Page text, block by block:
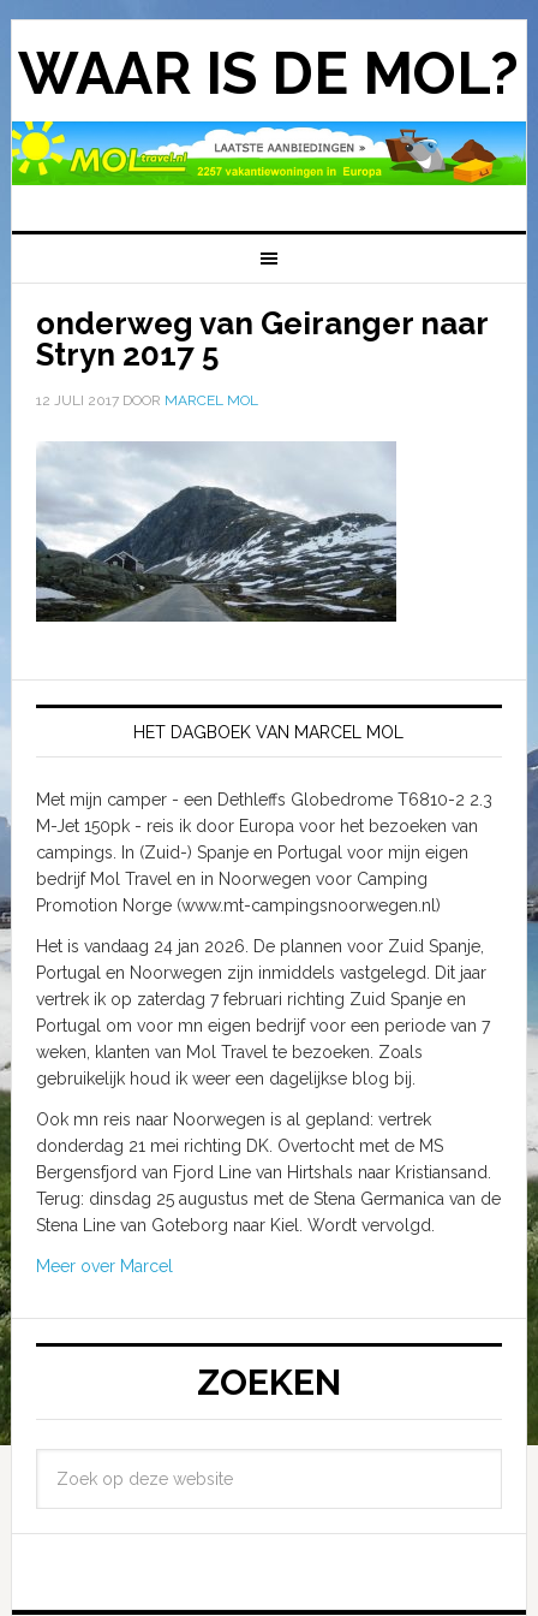
WAAR IS DE MOL?
onderweg van Geiranger naar
Stryn 2017 5
12 JULI 2017DOOR MARCEL MOL
HET DAGBOEK VAN MARCEL MOL
Met mijn camper - een Dethleffs Globedrome T6810-2 2.3
M-Jet 150pk - reis ik door Europa voor het bezoeken van
campings. In (Zuid-) Spanje en Portugal voor mijn eigen
bedrijf Mol Travel en in Noorwegen voor Camping
Promotion Norge (www.mt-campingsnoorwegen.nl)
Het is vandaag 24 jan 2026. De plannen voor Zuid Spanje,
Portugal en Noorwegen zijn inmiddels vastgelegd. Dit jaar
vertrek ik op zaterdag 7 februari richting Zuid Spanje en
Portugal om voor mn eigen bedrijf voor een periode van 7
weken, klanten van Mol Travel te bezoeken. Zoals
gebruikelijk houd ik weer een dagelijkse blog bij.
Ook mn reis naar Noorwegen is al gepland: vertrek
donderdag 21 mei richting DK. Overtocht met de MS
Bergensfjord van Fjord Line van Hirtshals naar Kristiansand.
Terug: dinsdag 25 augustus met de Stena Germanica van de
Stena Line van Goteborg naar Kiel. Wordt vervolgd.
Meer over Marcel
ZOEKEN